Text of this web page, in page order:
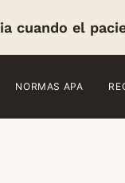
cuando el
NORMAS APA